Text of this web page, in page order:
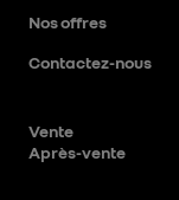
Nos offres
Contactez-nous
Vente
Après-vente